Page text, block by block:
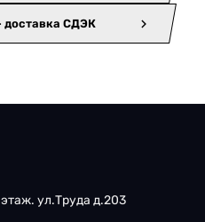
доставка СДЭК
ул.Труда д.203